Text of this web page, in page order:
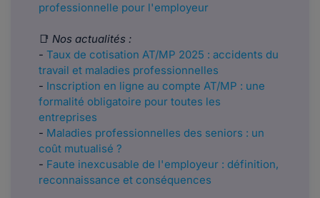
professionnelle pour l'employeur
📑 Nos actualités :
- Taux de cotisation AT/MP 2025 : accidents du
travail et maladies professionnelles
- Inscription en ligne au compte AT/MP : une
formalité obligatoire pour toutes les
entreprises
- Maladies professionnelles des seniors : un
coût mutualisé ?
- Faute inexcusable de l'employeur : définition,
reconnaissance et conséquences